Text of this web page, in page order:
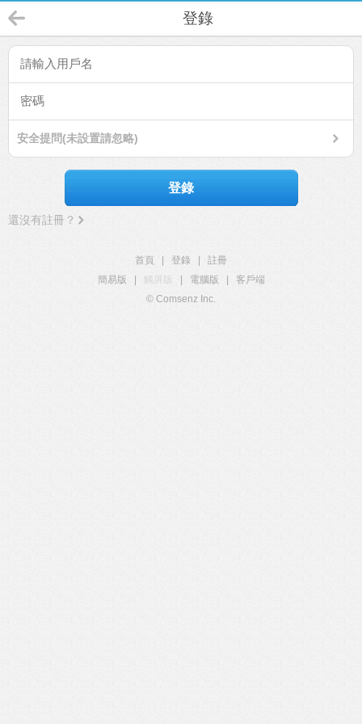
登錄
安全提問(未設置請忽略)
登錄
還沒有註冊？
首頁 登錄
註冊
簡易版
觸屏版 電腦版
客戶端
© Comsenz Inc.